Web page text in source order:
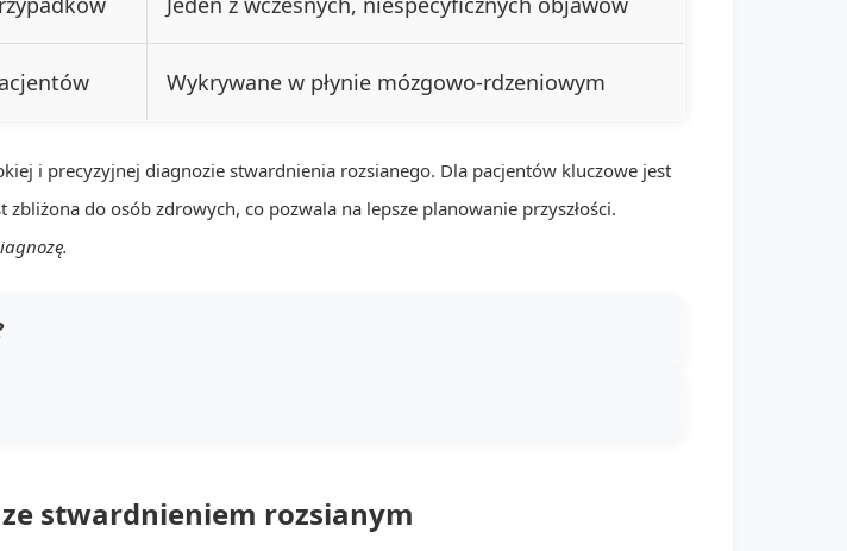
Wykrywane w płynie mózgowo-rdzeniowym
i precyzyjnej diagnozie stwardnienia rozsianego. Dla pacjentów kluczowe jest
do osób zdrowych, co pozwala na lepsze planowanie przyszłości.
stwardnieniem rozsianym